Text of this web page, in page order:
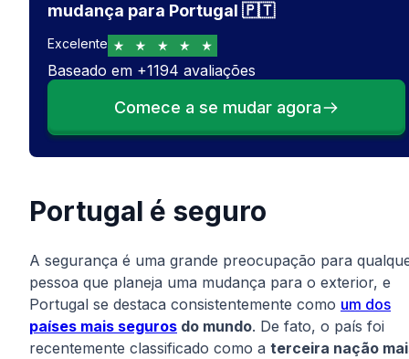
mudança para Portugal 🇵🇹
Excelente
Baseado em +1194 avaliações
Comece a se mudar agora
Portugal é seguro
A segurança é uma grande preocupação para
pessoa que planeja uma mudança para o exterior, e
Portugal se destaca consistentemente como um dos
países mais seguros do mundo. De fato, o país foi
recentemente classificado como a terceira nação